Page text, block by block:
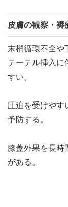
皮膚の観察・褥
末梢循環不全や
テーテル挿入に
すい。
圧迫を受けやす
予防する。
膝蓋外果を長時
がある。